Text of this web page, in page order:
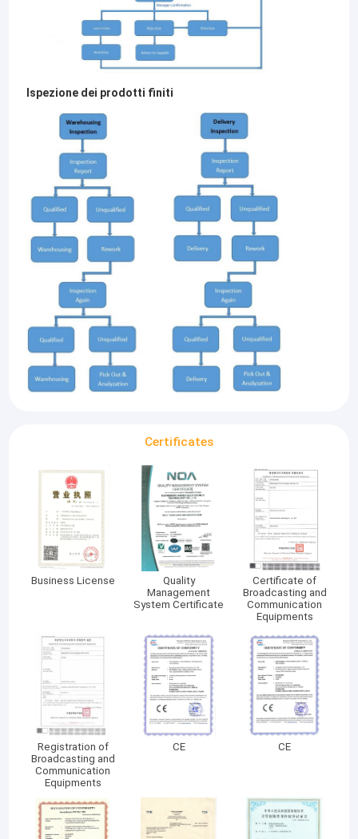
Ispezione dei prodotti finiti
Certificates
Business License
Quality
Management
System Certificate
Certificate of
Broadcasting and
Communication
Equipments
Registration of
Broadcasting and
Communication
Equipments
CE CE